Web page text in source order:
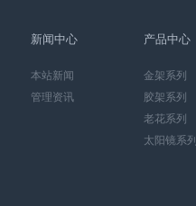
新闻中心
本站新闻
管理资讯
产品中心
金架系列
胶架系列
老花系列
太阳镜系列